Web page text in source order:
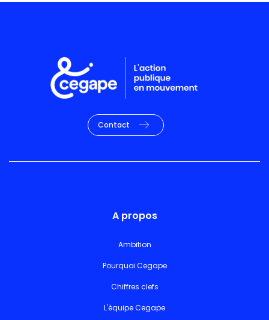
Contact
A propos
Ambition
Pourquoi Cegape
Chiffres clefs
L'équipe Cegape